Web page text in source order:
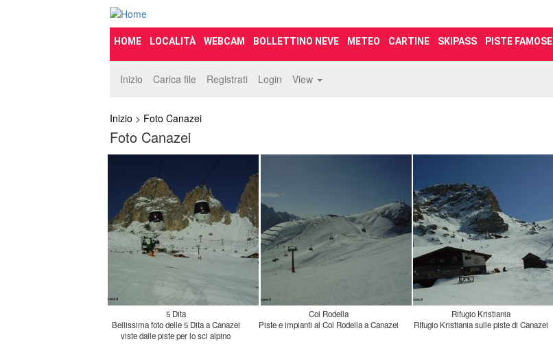
HOME LOCALITÀ WEBCAM BOLLETTINO NEVE METEO CARTINE SKIPASS PISTE FAMOSE
Inizio Carica file Registrati Login View
Inizio > Foto Canazei
Foto Canazei
5 Dita
Bellissima foto delle 5 Dita a Canazei
viste dalle piste per lo sci alpino
Col Rodella
Piste e impianti al Col Rodella a Canazei
Rifugio Kristiania
RIfugio Kristiania sulle piste di Canazei